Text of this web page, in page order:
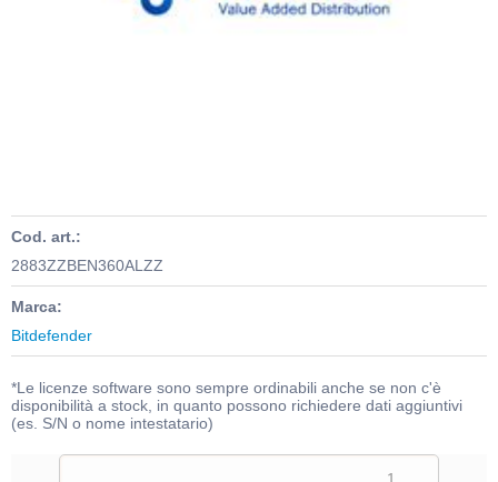
Cod. art.:
2883ZZBEN360ALZZ
Marca:
Bitdefender
*Le licenze software sono sempre ordinabili anche se non c'è
disponibilità a stock, in quanto possono richiedere dati aggiuntivi
(es. S/N o nome intestatario)